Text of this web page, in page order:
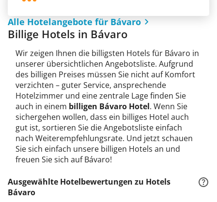
Alle Hotelangebote für Bávaro
Billige Hotels in Bávaro
Wir zeigen Ihnen die billigsten Hotels für Bávaro in
unserer übersichtlichen Angebotsliste. Aufgrund
des billigen Preises müssen Sie nicht auf Komfort
verzichten – guter Service, ansprechende
Hotelzimmer und eine zentrale Lage finden Sie
auch in einem billigen Bávaro Hotel. Wenn Sie
sichergehen wollen, dass ein billiges Hotel auch
gut ist, sortieren Sie die Angebotsliste einfach
nach Weiterempfehlungsrate. Und jetzt schauen
Sie sich einfach unsere billigen Hotels an und
freuen Sie sich auf Bávaro!
Ausgewählte Hotelbewertungen zu Hotels
Bávaro